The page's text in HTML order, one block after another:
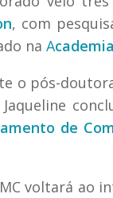
, com
na A
o pós-
de
voltará ao